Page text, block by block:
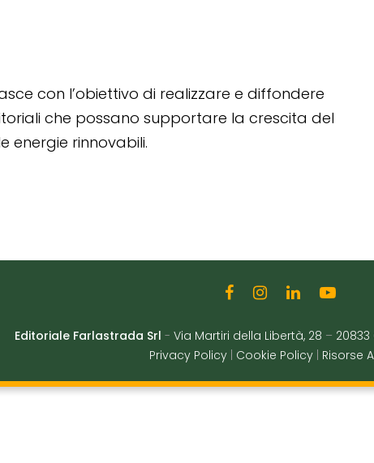
con l’obiettivo di realizzare e diffondere
che possano supportare la crescita del
energie rinnovabili.
Editoriale Farlastrada Srl - Via Martiri della Libertà, 28 –
Privacy Policy
Cookie Policy Risorse